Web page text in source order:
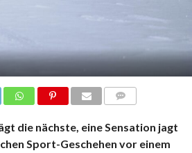
die nächste, eine Sensation jagt
Sport-Geschehen vor einem